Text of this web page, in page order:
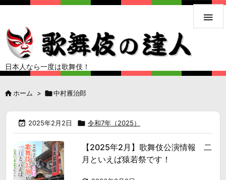
日本人なら一度は歌舞伎！

 ホーム > 中村雁治郎
 2025年2月2日  令和7年（2025）
【2025年2月】歌舞伎公演情報 二
月といえば猿若祭です！